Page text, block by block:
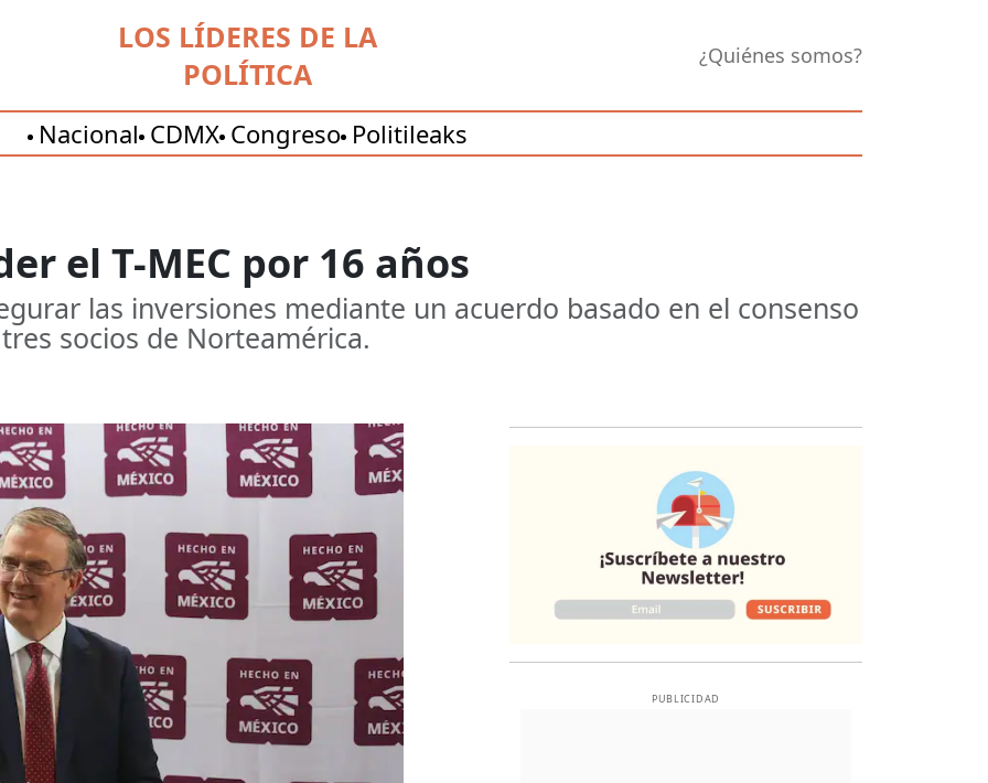
LOS LÍDERES DE LA
POLÍTICA
¿Quiénes somos?
Nacional CDMX Congreso Politileaks
el T-MEC por 16 años
las inversiones mediante un acuerdo basado en el consenso
socios de Norteamérica.
PUBLICIDAD